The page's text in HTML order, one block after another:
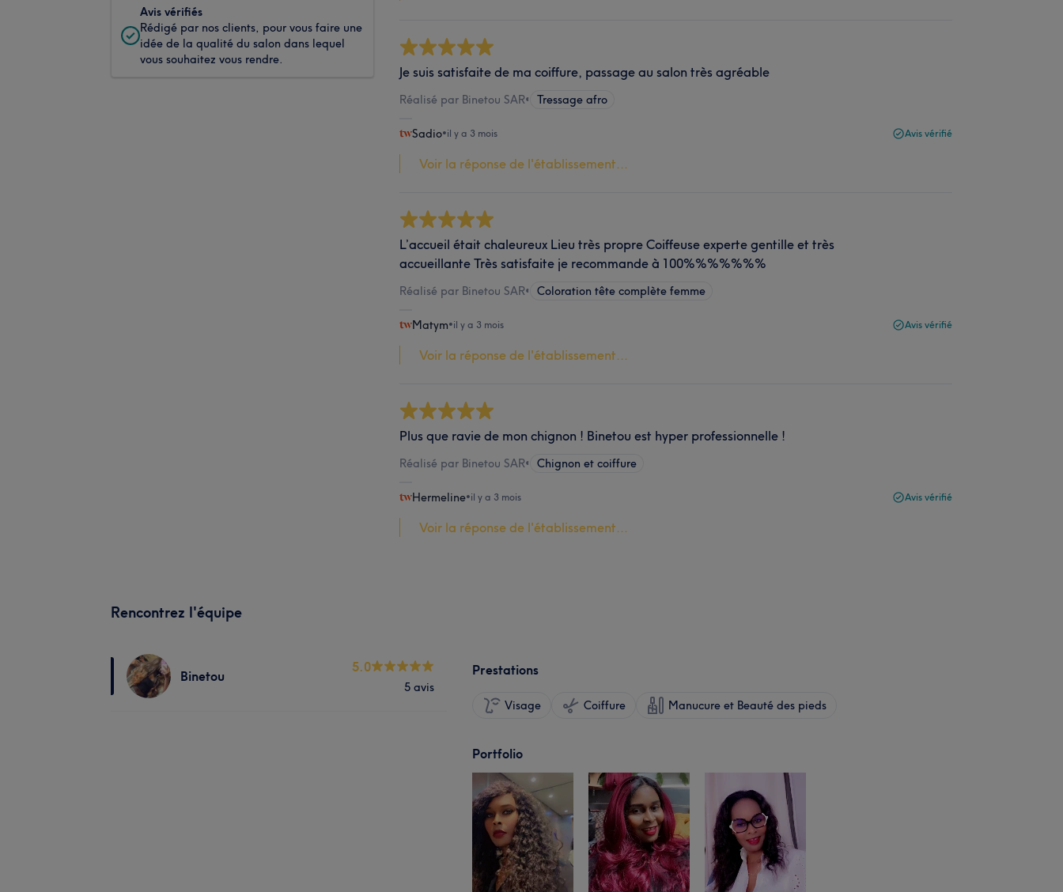
Avis vérifiés
Rédigé par nos clients, pour vous faire une
idée de la qualité du salon dans lequel
vous souhaitez vous rendre.
Je suis satisfaite de ma coiffure, passage au salon très agréable
Réalisé par Binetou SAR• Tressage afro
Sadio•il y a 3 mois Avis vérifié
Voir la réponse de l'établissement...
L’accueil était chaleureux Lieu très propre Coiffeuse experte gentille et très
accueillante Très satisfaite je recommande à 100%%%%%%%
Réalisé par Binetou SAR• Coloration tête complète femme
Matym•il y a 3 mois Avis vérifié
Voir la réponse de l'établissement...
Plus que ravie de mon chignon ! Binetou est hyper professionnelle !
Réalisé par Binetou SAR• Chignon et coiffure
Hermeline•il y a 3 mois Avis vérifié
Voir la réponse de l'établissement...
Rencontrez l'équipe
Binetou
5.0
5 avis
Prestations
Visage Coiffure Manucure et Beauté des pieds
Portfolio